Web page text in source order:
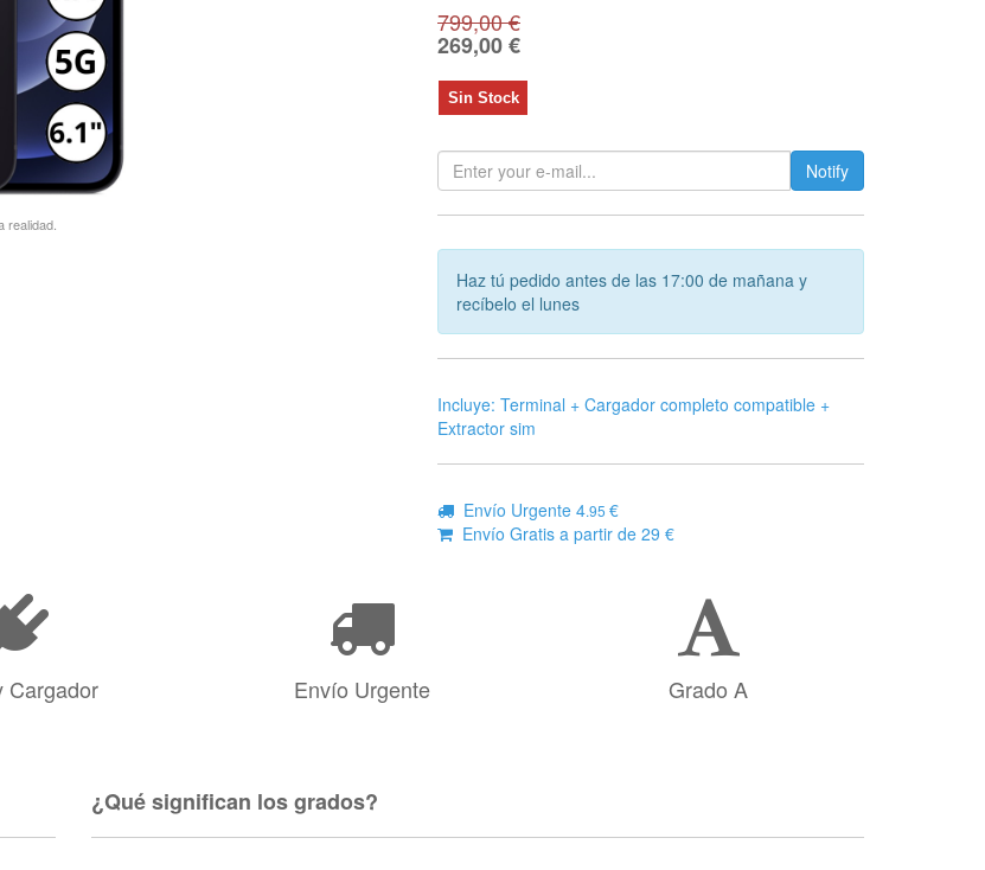
realidad.
799,00€
269,00€
Sin Stock
Notify
Haz tú pedido antes de las 17:00 de mañana y
recíbelo el lunes
Incluye: Terminal + Cargador completo compatible +
Extractor sim
Envío Urgente 4.95 €
Envío Gratis a partir de 29 €
Cargador Envío Urgente Grado A
¿Qué significan los grados?